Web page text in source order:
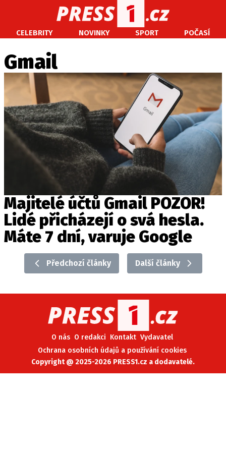
CELEBRITY NOVINKY SPORT POČASÍ
CELEBRITY NOVINKY SPORT POČASÍ
Máte příběh, fotku nebo video?
Pošlete e-mail na PRESS1.cz
O NÁS
O REDAKCI
KONTAKT
VYDAVATEL
Gmail
Majitelé účtů Gmail POZOR!
Lidé přicházejí o svá hesla.
Máte 7 dní, varuje Google
Předchozí články Další články
O nás O redakci Kontakt Vydavatel
Ochrana osobních údajů a používání cookies
Copyright @ 2025-2026 PRESS1.cz a dodavatelé.